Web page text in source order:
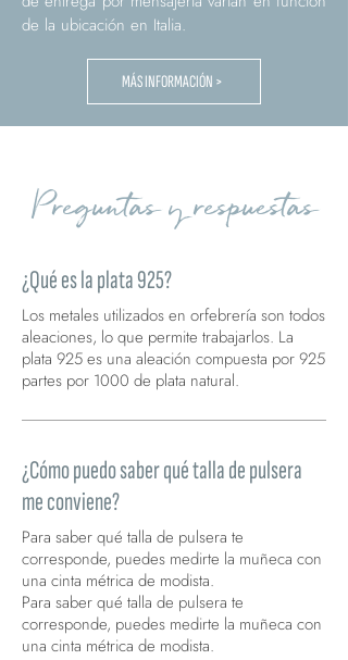
de la ubicación en Italia.
MÁS INFORMACIÓN >
Preguntas y respuestas
¿Qué es la plata 925?
Los metales utilizados en orfebrería son todos
aleaciones, lo que permite trabajarlos. La
plata 925 es una aleación compuesta por 925
partes por 1000 de plata natural.
¿Cómo puedo saber qué talla de pulsera
me conviene?
Para saber qué talla de pulsera te
corresponde, puedes medirte la muñeca con
una cinta métrica de modista.
Para saber qué talla de pulsera te
corresponde, puedes medirte la muñeca con
una cinta métrica de modista.